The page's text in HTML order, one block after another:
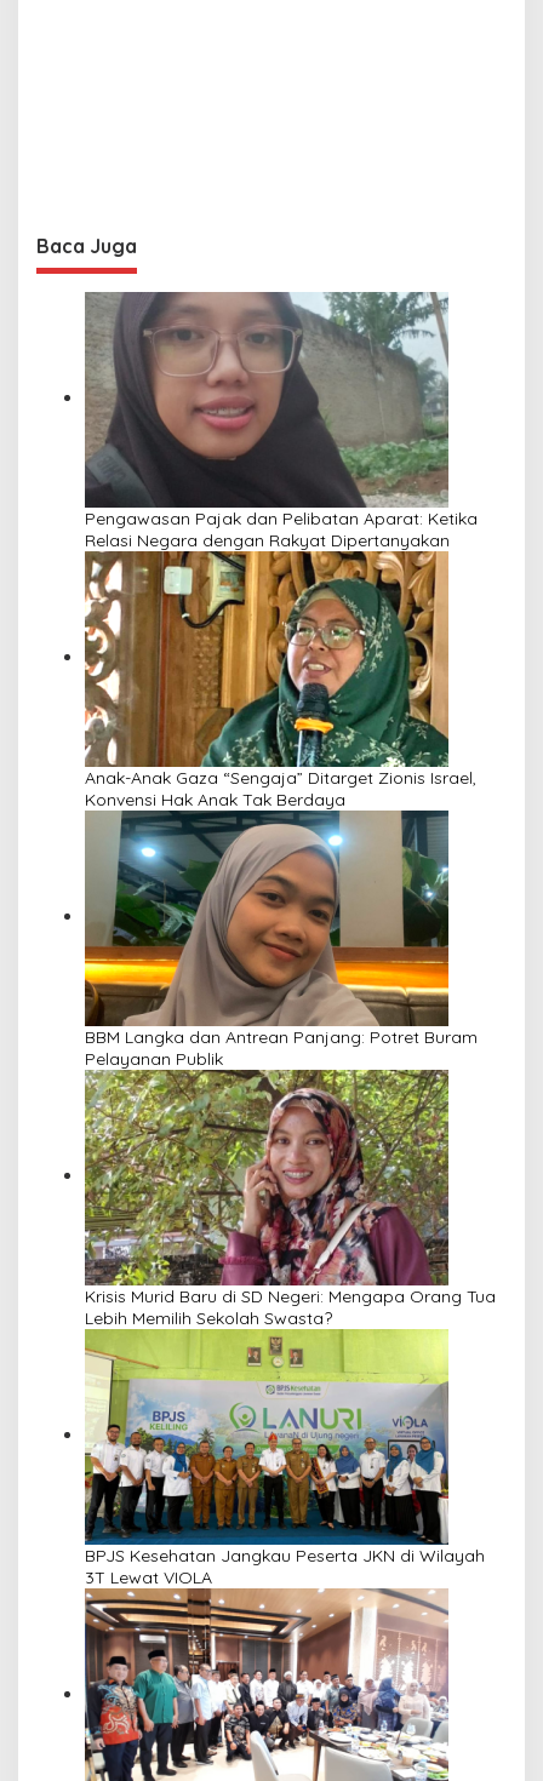
Baca Juga
Pengawasan Pajak dan Pelibatan Aparat: Ketika
Relasi Negara dengan Rakyat Dipertanyakan
Anak-Anak Gaza “Sengaja” Ditarget Zionis Israel,
Konvensi Hak Anak Tak Berdaya
BBM Langka dan Antrean Panjang: Potret Buram
Pelayanan Publik
Krisis Murid Baru di SD Negeri: Mengapa Orang Tua
Lebih Memilih Sekolah Swasta?
BPJS Kesehatan Jangkau Peserta JKN di Wilayah
3T Lewat VIOLA